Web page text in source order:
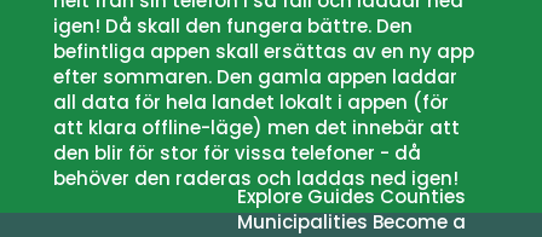
igen! Då skall den fungera bättre. Den
befintliga appen skall ersättas av en ny app
efter sommaren. Den gamla appen laddar
all data för hela landet lokalt i appen (för
att klara offline-läge) men det innebär att
den blir för stor för vissa telefoner - då
behöver den raderas och laddas ned igen!
Explore Guides Counties
Municipalities Become a